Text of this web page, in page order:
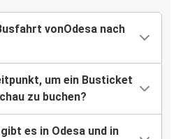
vonOdesa nach
um ein Busticket
zu buchen?
es in Odesa und in